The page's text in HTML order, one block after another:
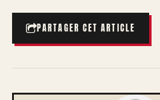
PARTAGER CET ARTICLE